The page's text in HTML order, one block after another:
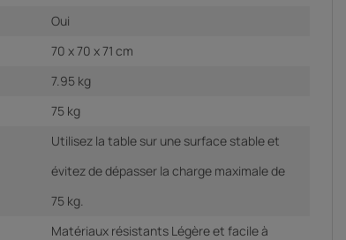
Oui
70 x 70 x 71 cm
7.95 kg
75 kg
Utilisez la table sur une surface stable et
évitez de dépasser la charge maximale de
75 kg.
Matériaux résistants Légère et facile à